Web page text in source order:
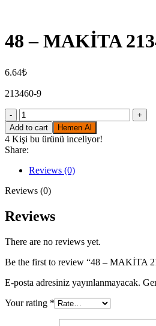
48 – MAKİTA
6.64₺
213460-9
48
-
MAKİTA
213460-
9
O-
RİNG
35
Add to cart Hemen Al
4 Kişi bu ürünü inceliyor!
Share:
Reviews (0)
Reviews (0)
Reviews
There are no reviews yet.
Be the first to review “48 – MAKİTA
E-posta adresiniz yayınlanmayacak.
Your rating *